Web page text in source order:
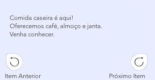
Comida caseira é aqui!
Oferecemos café, almoço e janta.
Venha conhecer.
Item Anterior Próximo Item